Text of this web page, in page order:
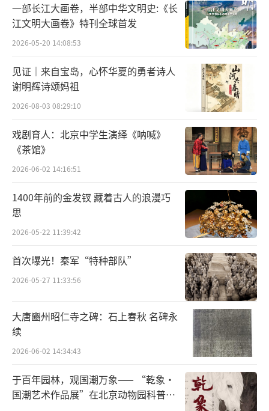
写生团采风孙家沟写生基地，刘健（左）、郭
全忠（右）（钱晓鸣摄影）
中国首个窑洞式庄园艺术馆——谢永增孙家
沟艺术馆，便静卧在这如诗如画的景致之中。
踏入艺术馆，古朴的窑洞立柱与门窗上贴着的
红纸相互映衬，为这里增添了浓厚的喜庆氛
围，让人感受到传统与现代交融的独特魅力。
写生团采风谢永增孙家沟艺术馆（李晓军摄
谢永增孙家沟艺术馆的建立，意义深远。
它不仅让孙家沟的古窑洞建筑群得到了妥善修
缮和合理利用，更以艺术为笔，点亮了整个乡
一部长江大画卷，半部中华文明史:《长
江文明大画卷》特刊全球首发
2026-05-20 14:08:53
见证｜来自宝岛，心怀华夏的勇者诗人
谢明辉诗颂妈祖
2026-08-03 08:29:10
戏剧育人：北京中学生演绎《呐喊》
《茶馆》
2026-06-02 14:16:51
1400年前的金发钗 藏着古人的浪漫巧
思
2026-05-22 11:39:42
首次曝光！秦军“特种部队”
2026-05-27 11:33:56
大唐豳州昭仁寺之碑：石上春秋 名碑永
续
2026-06-02 14:34:43
于百年园林，观国潮万象—— “乾象·
国潮艺术作品展”在北京动物园科普馆